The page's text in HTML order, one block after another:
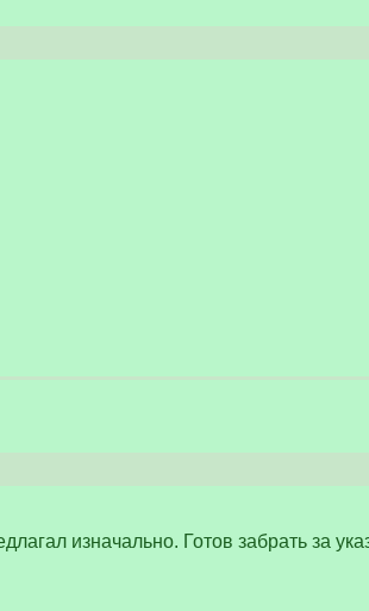
изначально. Готов забрать за